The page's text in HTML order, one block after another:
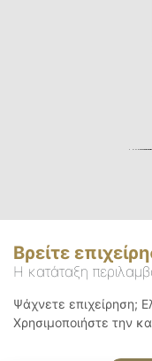
Βρείτε
Η κατάταξη
Ψάχνετε επιχείρηση;
Χρησιμοποιήστε την